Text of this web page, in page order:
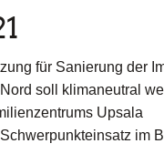
für Sanierung der
soll klimaneutral
Upsala
im